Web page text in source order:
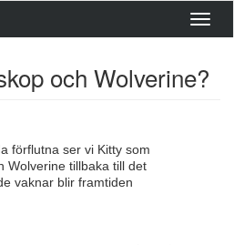
och Wolverine?
förflutna ser vi Kitty som
Wolverine tillbaka till det
vaknar blir framtiden